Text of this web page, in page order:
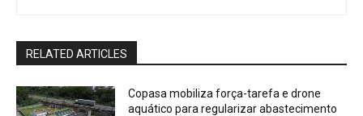
RELATED ARTICLES
Copasa mobiliza força-tarefa e drone
aquático para regularizar abastecimento